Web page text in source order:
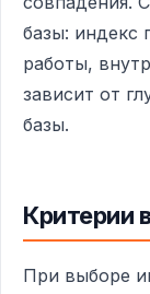
базы: индекс
работы,
зависит от
базы.
Критерии
При выборе